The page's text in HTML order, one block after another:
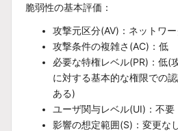
脆弱性の基本評価：
攻撃元区分(AV)：ネットワー
攻撃条件の複雑さ(AC)：低
必要な特権レベル(PR)：低(
に対する基本的な権限での
ある)
ユーザ関与レベル(UI)：不要
影響の想定範囲(S)：変更な